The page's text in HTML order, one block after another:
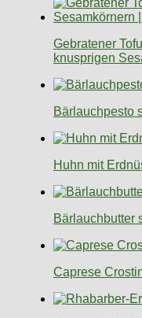
Gebratener
knusprigen
Bärlauchpesto
Huhn mit
Bärlauchbutter
Caprese